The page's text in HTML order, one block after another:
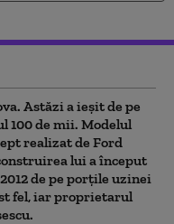
Astăzi a ieşit de pe
100 de mii. Modelul
realizat de Ford
lui a început
de pe porţile uzinei
fel, iar proprietarul